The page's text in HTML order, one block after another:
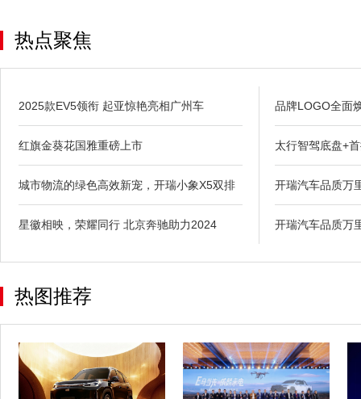
热点聚焦
2025款EV5领衔 起亚惊艳亮相广州车
红旗金葵花国雅重磅上市
城市物流的绿色高效新宠，开瑞小象X5双排
星徽相映，荣耀同行 北京奔驰助力2024
品牌LOGO全面
太行智驾底盘+
开瑞汽车品质万
开瑞汽车品质万
热图推荐